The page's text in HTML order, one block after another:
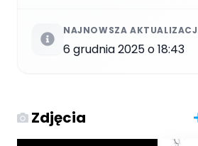
NAJNOWSZA
6 grudnia 2025 o 18:43
Zdjęcia